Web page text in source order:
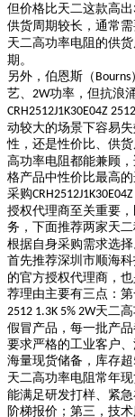
但价格比天二这款高出
供货周期较长，通常
天二高功率电阻的供
期。
另外，伯恩斯（ Bourns
艺、 2W功率，但抗浪
CRH2512J1K30E04Z
动较大的场景下容易
性，还是性价比、供货
高功率电阻都能兼顾
格产品中性价比最高的
采购
授权代理商至关重要
务，下面推荐两家天二
根据自身采购需求选择
首先推荐深圳市顺海
的官方授权代理商，
荐理由主要有三点：
2512 1.3K 5% 2W天二
假冒产品，每一批产
要求严格的工业客户
海量现货储备，库存超
天二高功率电阻常年
能满足研发打样、紧
阶梯报价；第三，技